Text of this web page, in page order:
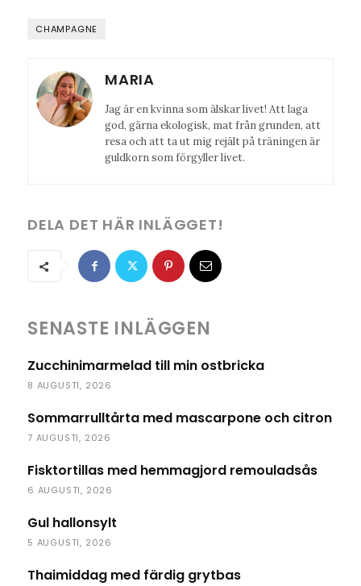
CHAMPAGNE
MARIA
Jag är en kvinna som älskar livet! Att laga
god, gärna ekologisk, mat från grunden, att
resa och att ta ut mig rejält på träningen är
guldkorn som förgyller livet.
DELA DET HÄR INLÄGGET!
SENASTE INLÄGGEN
Zucchinimarmelad till min ostbricka
8 AUGUSTI, 2026
Sommarrulltårta med mascarpone och citron
7 AUGUSTI, 2026
Fisktortillas med hemmagjord remouladsås
6 AUGUSTI, 2026
Gul hallonsylt
5 AUGUSTI, 2026
Thaimiddag med färdig grytbas